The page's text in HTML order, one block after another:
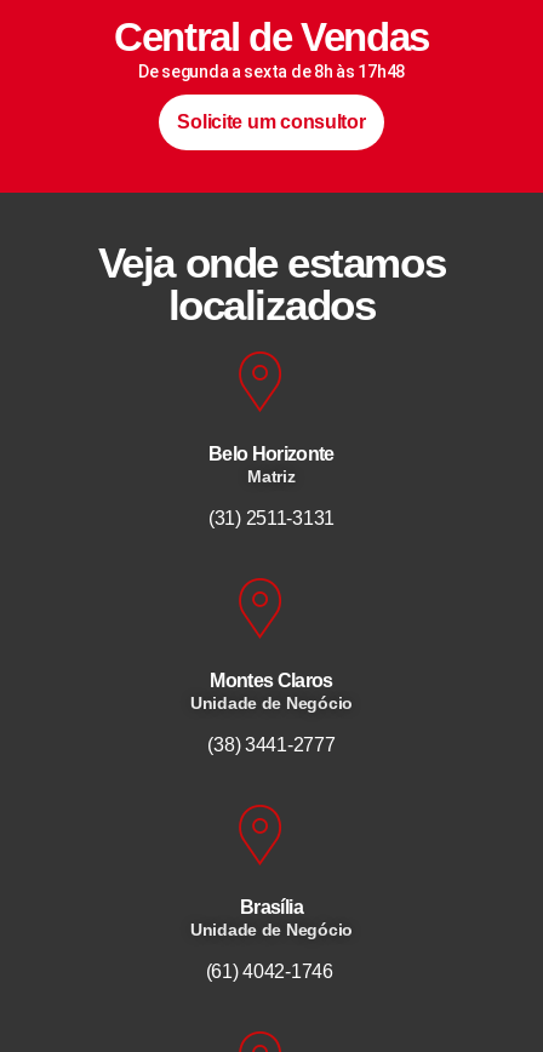
Central de Vendas
De segunda a sexta de 8h às 17h48
Solicite um consultor
Veja onde estamos
localizados
Belo Horizonte
Matriz
(31) 2511-3131
Montes Claros
Unidade de Negócio
(38) 3441-2777
Brasília
Unidade de Negócio
(61) 4042-1746